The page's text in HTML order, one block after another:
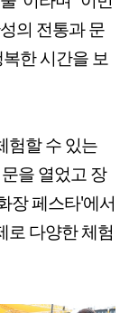
의 전통과 문
한 시간을 보
험할 수 있는
을 열었고 장
장 페스타'에서
로 다양한 체험